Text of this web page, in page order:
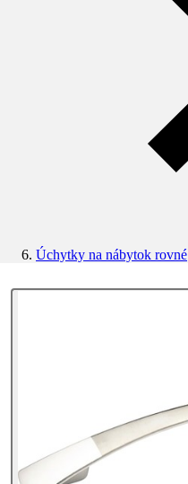
Úchytky na nábytok rovné